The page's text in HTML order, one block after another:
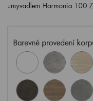
umyvadlem Harmonia 100
Barevné provedení